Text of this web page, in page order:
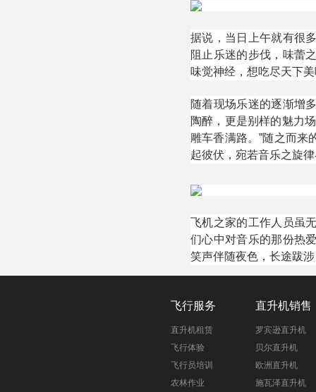
据说，当日上午就有很
阻止乐迷的步伐，味蕾
味觉神经，想吃尽天下
随着现场乐迷的逐渐增
陶醉，更是别样的魅力
雕车香满路。”随之而
起彼伏，宛若音乐之旋
飞机之家的工作人员虽
们心中对音乐的那份热
笑声伴随夜色，长途跋
飞行服务
直升机租赁
飞行体验
飞行员培训
农林作业
直升机销售
罗宾逊直升机
贝尔直升机
欧洲直升机
施瓦泽直升机